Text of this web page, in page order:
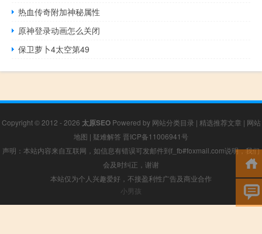
热血传奇附加神秘属性
原神登录动画怎么关闭
保卫萝卜4太空第49
Copyright © 2012 - 2026 太原SEOPowered by 网站分类目录 | 精选推荐文章 | 网站
地图 | 疑难解答 晋ICP备11006941号
声明：本站内容来自互联网，如信息有错误可发邮件到f_fb#foxmail.com说明，我们
会及时纠正，谢谢
本站仅为个人兴趣爱好，不接盈利性广告及商业合作
小男孩